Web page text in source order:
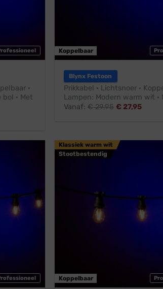
·
bol · Met
Koppelbaar
Blynx Festoon
Prikkabel · Lichtsnoer ·
Lampen: Modern warm wit ·
Vanaf: €29,95 € 27,95
Klassiek warm wit
Stootbestendig
Koppelbaar